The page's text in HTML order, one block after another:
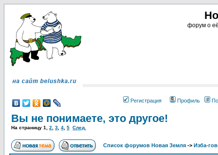
форум о
Регистрация Профиль
Вы не понимаете, это другое!
На страницу 1 2 3 4 5 След.
Список форумов Новая Земля -> Изба-